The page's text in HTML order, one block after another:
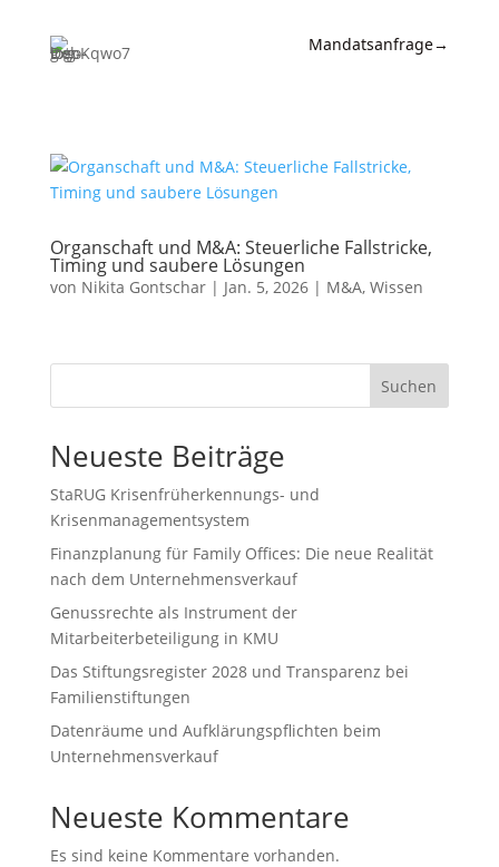
Insights
Kontakt
Mandatsanfrage→
Organschaft und M&A: Steuerliche Fallstricke,
Timing und saubere Lösungen
von Nikita Gontschar| Jan. 5, 2026| M&A, Wissen
Suchen
Neueste Beiträge
StaRUG Krisenfrüherkennungs- und
Krisenmanagementsystem
Finanzplanung für Family Offices: Die neue Realität
nach dem Unternehmensverkauf
Genussrechte als Instrument der
Mitarbeiterbeteiligung in KMU
Das Stiftungsregister 2028 und Transparenz bei
Familienstiftungen
Datenräume und Aufklärungspflichten beim
Unternehmensverkauf
Neueste Kommentare
Es sind keine Kommentare vorhanden.